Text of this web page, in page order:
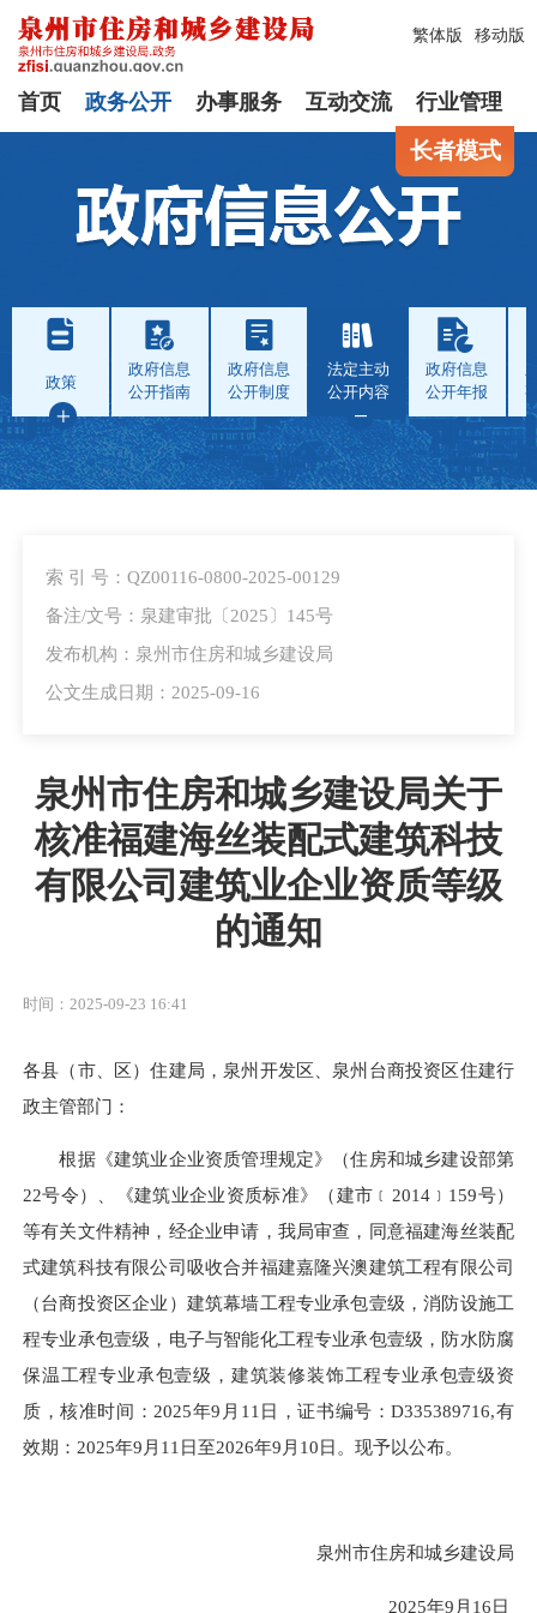
繁体版 移动版
首页 政务公开 办事服务 互动交流 行业管理
长者模式
政策
政府信息
公开指南
政府信息
公开制度
法定主动
公开内容
政府信息
公开年报
索 引 号：QZ00116-0800-2025-00129
备注/文号：泉建审批〔2025〕145号
发布机构：泉州市住房和城乡建设局
公文生成日期：2025-09-16
泉州市住房和城乡建设局关于
核准福建海丝装配式建筑科技
有限公司建筑业企业资质等级
的通知
时间：2025-09-23 16:41
各县（市、区）住建局，泉州开发区、泉州台商投资区住建行
政主管部门：
根据《建筑业企业资质管理规定》（住房和城乡建设部第
22号令）、《建筑业企业资质标准》（建市﹝2014﹞159号）
等有关文件精神，经企业申请，我局审查，同意福建海丝装配
式建筑科技有限公司吸收合并福建嘉隆兴澳建筑工程有限公司
（台商投资区企业）建筑幕墙工程专业承包壹级，消防设施工
程专业承包壹级，电子与智能化工程专业承包壹级，防水防腐
保温工程专业承包壹级，建筑装修装饰工程专业承包壹级资
质，核准时间：2025年9月11日，证书编号：D335389716,有
效期：2025年9月11日至2026年9月10日。现予以公布。
泉州市住房和城乡建设局
2025年9月16日